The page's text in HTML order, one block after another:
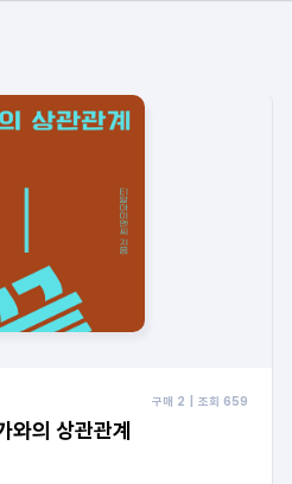
구매 2 | 조회 659
와의 상관관계